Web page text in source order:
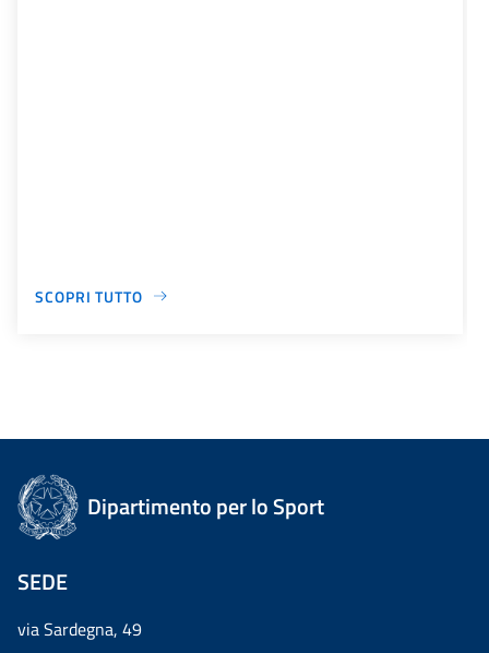
SCOPRI TUTTO
Dipartimento per lo Sport
SEDE
via Sardegna, 49